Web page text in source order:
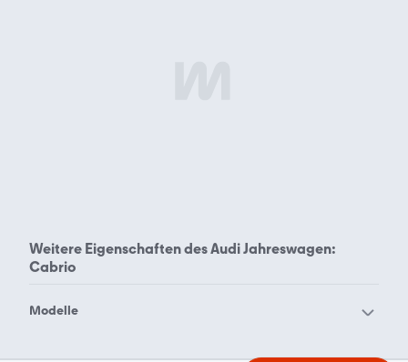
Weitere Eigenschaften desAudi Jahreswagen:
Cabrio
Modelle